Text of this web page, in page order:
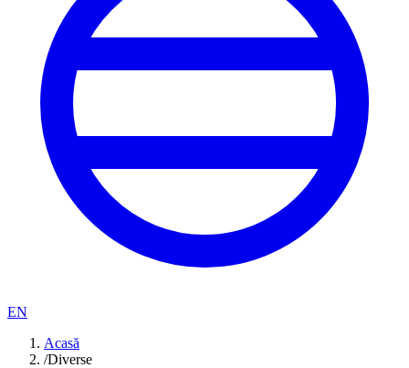
EN
Acasă
/Diverse